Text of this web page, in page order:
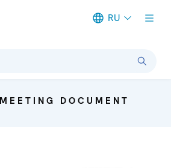
RU
DOCUMENT